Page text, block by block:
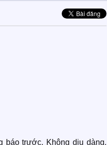
báo trước. Không dịu dàng.